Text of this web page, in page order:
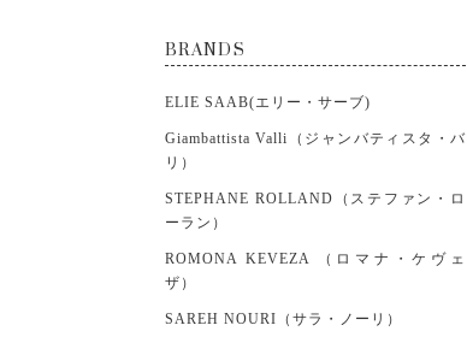
BRANDS
ELIE SAAB(エリー・サーブ)
Giambattista Valli（ジャンバティスタ・バ
リ）
STEPHANE ROLLAND（ステファン・ロ
ーラン）
ROMONA KEVEZA （ロマナ・ケヴェ
ザ）
SAREH NOURI（サラ・ノーリ）